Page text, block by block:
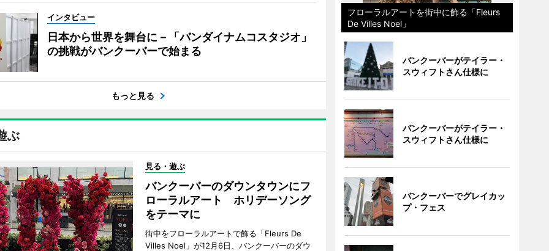
インタビュー
日本から世界を舞台に－「バンダイナムコスタジオ」
の挑戦がバンクーバーで始まる
もっと見る
ぶ
見る・遊ぶ
バンクーバーのダウンタウンにフ
ローラルアート ホリデーソング
をテーマに
街中をフローラルアートで飾る「Fleurs De
Villes Noel」が12月6日、バンクーバーのダウ
フローラルアートを街中に飾る「Fleurs
De Villes Noel」
バンクーバーがテイラー・
スウィフトさん仕様に
バンクーバーがテイラー・
スウィフトさん仕様に
バンクーバーでグレイカッ
プ・フェス